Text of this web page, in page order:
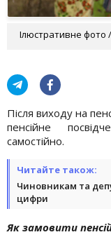
Ілюстративне
Після виходу на
пенсійне
самостійно.
Читайте також:
Чиновникам та
цифри
Як замовити